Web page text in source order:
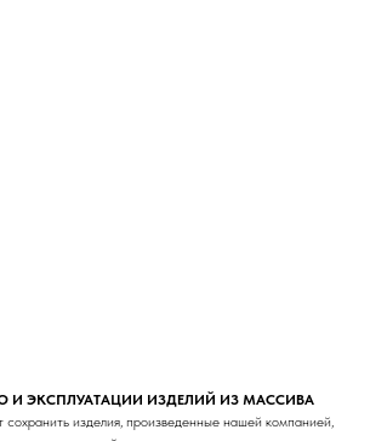
И ЭКСПЛУАТАЦИИ ИЗДЕЛИЙ ИЗ МАССИВА
сохранить изделия, произведенные нашей компанией,